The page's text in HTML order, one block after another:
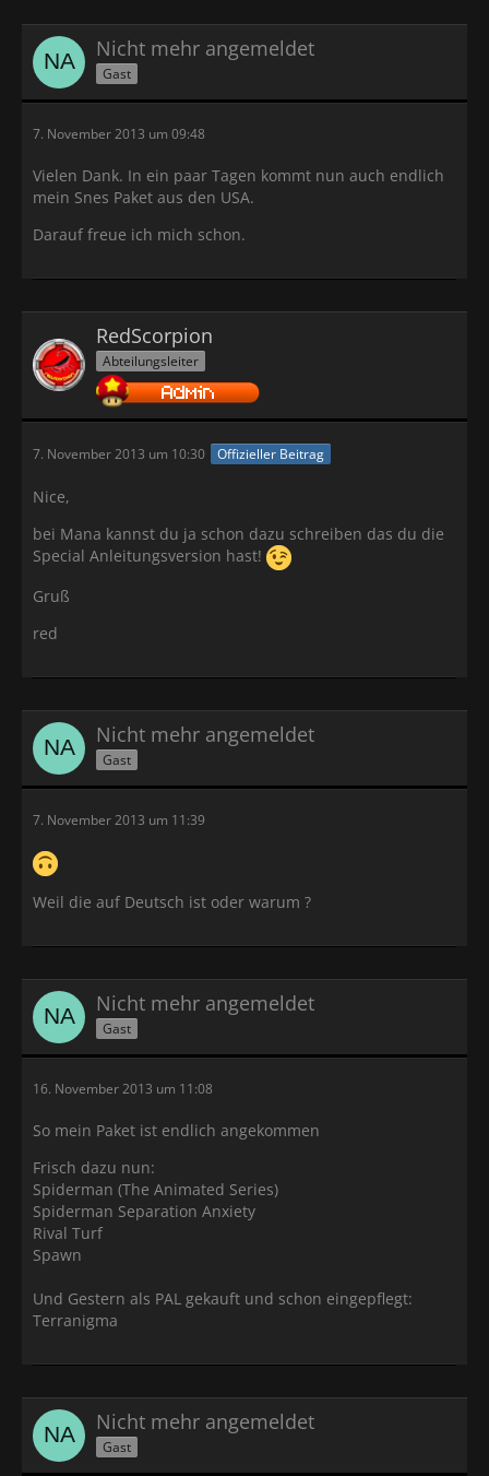
Nicht mehr angemeldet
Gast
7. November 2013 um 09:48
Vielen Dank. In ein paar Tagen kommt nun auch endlich
mein Snes Paket aus den USA.
Darauf freue ich mich schon.
RedScorpion
Abteilungsleiter
7. November 2013 um 10:30 Offizieller Beitrag
Nice,
bei Mana kannst du ja schon dazu schreiben das du die
Special Anleitungsversion hast!
Gruß
red
Nicht mehr angemeldet
Gast
7. November 2013 um 11:39
Weil die auf Deutsch ist oder warum ?
Nicht mehr angemeldet
Gast
16. November 2013 um 11:08
So mein Paket ist endlich angekommen
Frisch dazu nun:
Spiderman (The Animated Series)
Spiderman Separation Anxiety
Rival Turf
Spawn
Und Gestern als PAL gekauft und schon eingepflegt:
Terranigma
Nicht mehr angemeldet
Gast